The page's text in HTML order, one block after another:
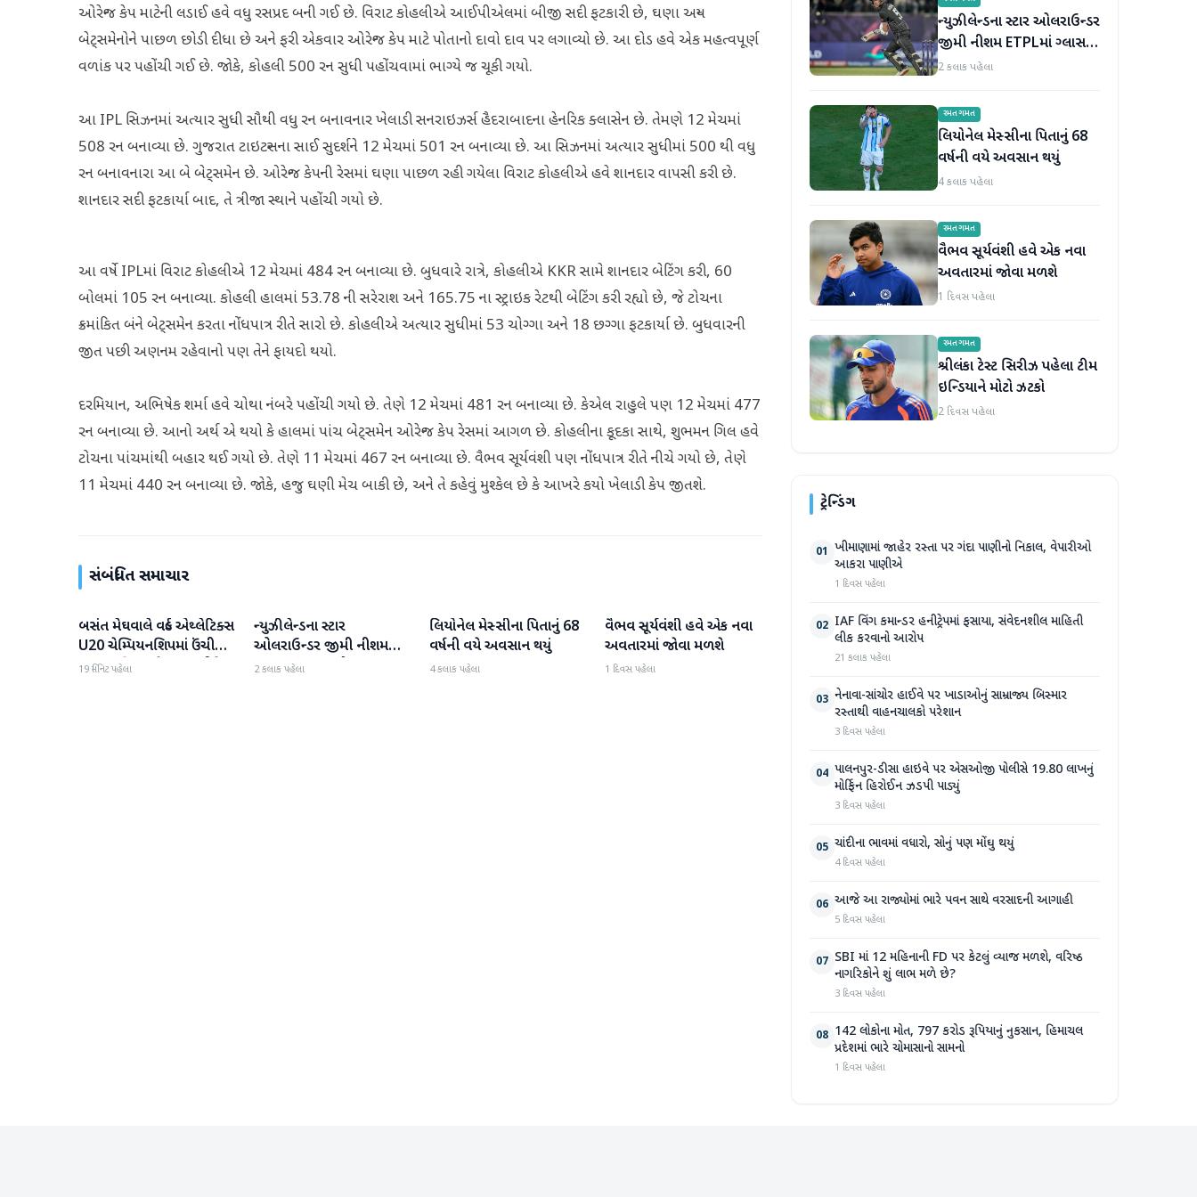
ઓરેન્જ કેપ માટેની લડાઈ હવે વધુ રસપ્રદ બની ગઈ છે. વિરાટ કોહલીએ આઈપીએલમાં બીજી સદી ફટકારી છે, ઘણા અન્ય
બેટ્સમેનોને પાછળ છોડી દીધા છે અને ફરી એકવાર ઓરેન્જ કેપ માટે પોતાનો દાવો દાવ પર લગાવ્યો છે. આ દોડ હવે એક મહત્વપૂર્ણ
વળાંક પર પહોંચી ગઈ છે. જોકે, કોહલી 500 રન સુધી પહોંચવામાં ભાગ્યે જ ચૂકી ગયો.
આ IPL સિઝનમાં અત્યાર સુધી સૌથી વધુ રન બનાવનાર ખેલાડી સનરાઇઝર્સ હૈદરાબાદના હેનરિક ક્લાસેન છે. તેમણે 12 મેચમાં
508 રન બનાવ્યા છે. ગુજરાત ટાઇટન્સના સાઈ સુદર્શને 12 મેચમાં 501 રન બનાવ્યા છે. આ સિઝનમાં અત્યાર સુધીમાં 500 થી વધુ
રન બનાવનારા આ બે બેટ્સમેન છે. ઓરેન્જ કેપની રેસમાં ઘણા પાછળ રહી ગયેલા વિરાટ કોહલીએ હવે શાનદાર વાપસી કરી છે.
શાનદાર સદી ફટકાર્યા બાદ, તે ત્રીજા સ્થાને પહોંચી ગયો છે.
આ વર્ષે IPLમાં વિરાટ કોહલીએ 12 મેચમાં 484 રન બનાવ્યા છે. બુધવારે રાત્રે, કોહલીએ KKR સામે શાનદાર બેટિંગ કરી, 60
બોલમાં 105 રન બનાવ્યા. કોહલી હાલમાં 53.78 ની સરેરાશ અને 165.75 ના સ્ટ્રાઇક રેટથી બેટિંગ કરી રહ્યો છે, જે ટોચના
ક્રમાંકિત બંને બેટ્સમેન કરતા નોંધપાત્ર રીતે સારો છે. કોહલીએ અત્યાર સુધીમાં 53 ચોગ્ગા અને 18 છગ્ગા ફટકાર્યા છે. બુધવારની
જીત પછી અણનમ રહેવાનો પણ તેને ફાયદો થયો.
દરમિયાન, અભિષેક શર્મા હવે ચોથા નંબરે પહોંચી ગયો છે. તેણે 12 મેચમાં 481 રન બનાવ્યા છે. કેએલ રાહુલે પણ 12 મેચમાં 477
રન બનાવ્યા છે. આનો અર્થ એ થયો કે હાલમાં પાંચ બેટ્સમેન ઓરેન્જ કેપ રેસમાં આગળ છે. કોહલીના કૂદકા સાથે, શુભમન ગિલ હવે
ટોચના પાંચમાંથી બહાર થઈ ગયો છે. તેણે 11 મેચમાં 467 રન બનાવ્યા છે. વૈભવ સૂર્યવંશી પણ નોંધપાત્ર રીતે નીચે ગયો છે, તેણે
11 મેચમાં 440 રન બનાવ્યા છે. જોકે, હજુ ઘણી મેચ બાકી છે, અને તે કહેવું મુશ્કેલ છે કે આખરે કયો ખેલાડી કેપ જીતશે.
સંબંધિત સમાચાર
રમતગમત
બસંત મેઘવાલે વર્લ્ડ એથ્લેટિક્સ
U20 ચેમ્પિયનશિપમાં ઉંચી
કૂદકામાં સિલ્વર મેડલ જીતીને
19 મિનિટ પહેલા
રમતગમત
ન્યુઝીલેન્ડના સ્ટાર
ઓલરાઉન્ડર જીમી નીશમ
ETPLમાં ગ્લાસગો
2 કલાક પહેલા
રમતગમત
લિયોનેલ મેસ્સીના પિતાનું 68
વર્ષની વયે અવસાન થયું
4 કલાક પહેલા
રમતગમત
વૈભવ સૂર્યવંશી હવે એક નવા
અવતારમાં જોવા મળશે
1 દિવસ પહેલા
ન્યુઝીલેન્ડના સ્ટાર ઓલરાઉન્ડર
જીમી નીશમ ETPLમાં ગ્લાસગો
કોસ્મિક્સમાં જોડાયા
2 કલાક પહેલા
રમતગમત
લિયોનેલ મેસ્સીના પિતાનું 68
વર્ષની વયે અવસાન થયું
4 કલાક પહેલા
રમતગમત
વૈભવ સૂર્યવંશી હવે એક નવા
અવતારમાં જોવા મળશે
1 દિવસ પહેલા
રમતગમત
શ્રીલંકા ટેસ્ટ સિરીઝ પહેલા ટીમ
ઇન્ડિયાને મોટો ઝટકો
2 દિવસ પહેલા
ટ્રેન્ડિંગ
01 ખીમાણામાં જાહેર રસ્તા પર ગંદા પાણીનો નિકાલ, વેપારીઓ
આકરા પાણીએ
1 દિવસ પહેલા
02 IAF વિંગ કમાન્ડર હનીટ્રેપમાં ફસાયા, સંવેદનશીલ માહિતી
લીક કરવાનો આરોપ
21 કલાક પહેલા
03 નેનાવા-સાંચોર હાઈવે પર ખાડાઓનું સામ્રાજ્ય બિસ્માર
રસ્તાથી વાહનચાલકો પરેશાન
3 દિવસ પહેલા
04 પાલનપુર-ડીસા હાઇવે પર એસઓજી પોલીસે 19.80 લાખનું
મોર્ફિન હિરોઈન ઝડપી પાડ્યું
3 દિવસ પહેલા
05 ચાંદીના ભાવમાં વધારો, સોનું પણ મોંઘુ થયું
4 દિવસ પહેલા
06 આજે આ રાજ્યોમાં ભારે પવન સાથે વરસાદની આગાહી
5 દિવસ પહેલા
07 SBI માં 12 મહિનાની FD પર કેટલું વ્યાજ મળશે, વરિષ્ઠ
નાગરિકોને શું લાભ મળે છે?
3 દિવસ પહેલા
08 142 લોકોના મોત, 797 કરોડ રૂપિયાનું નુકસાન, હિમાચલ
પ્રદેશમાં ભારે ચોમાસાનો સામનો
1 દિવસ પહેલા